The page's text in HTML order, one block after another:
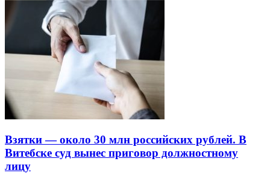
Взятки — около 30 млн российских рублей. В
Витебске суд вынес приговор должностному
лицу